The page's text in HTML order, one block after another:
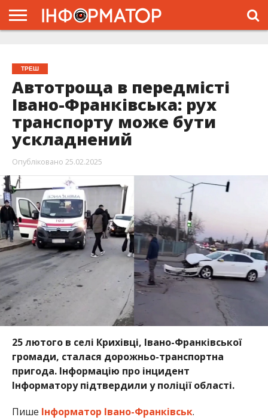
ТРЕШ
Автотроща в передмісті
Івано-Франківська: рух
транспорту може бути
ускладнений
Опубліковано 25.02.2025
25 лютого в селі Крихівці, Івано-Франківської
громади, сталася дорожньо-транспортна
пригода. Інформацію про інцидент
Інформатору підтвердили у поліції області.
Пише Інформатор Івано-Франківськ.